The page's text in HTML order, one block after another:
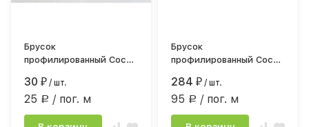
Брусок
профилированный Сосна
строг.камерной сушки
30₽ / шт.
25 Р / пог. м
Брусок
профилированный Сосна
строганный, камерной
сушки
284₽ / шт.
95 Р / пог. м